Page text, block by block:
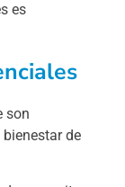
es
son
de